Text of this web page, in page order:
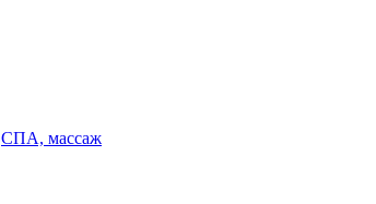
СПА, массаж